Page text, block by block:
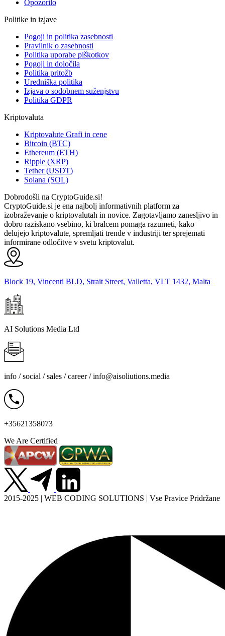
Opozorilo
Politike in izjave
Pogoji in politika zasebnosti
Pravilnik o zasebnosti
Politika uporabe piškotkov
Pogoji in določila
Politika pritožb
Uredniška politika
Izjava o sodobnem suženjstvu
Politika GDPR
Kriptovaluta
Kriptovalute Grafi in cene
Bitcoin (BTC)
Ethereum (ETH)
Ripple (XRP)
Tether (USDT)
Solana (SOL)
Dobrodošli na CryptoGuide.si!
CryptoGuide.si je ena najbolj informativnih platform za
izobraževanje o kriptovalutah in novice. Zagotavljamo zanesljivo in
dobro raziskano vsebino, ki bralcem pomaga razumeti, kako
delujejo kriptovalute, spremljati trende v industriji ter sprejemati
informirane odločitve v svetu kriptovalut.
Block 19, Vincenti BLD, Strait Street, Valletta, VLT 1432, Malta
AI Solutions Media Ltd
info / social / sales / career /info@aisoliutions.media
+35621358073
We Are Certified
2015-2025 | WEB CODING SOLUTIONS | Vse Pravice Pridržane